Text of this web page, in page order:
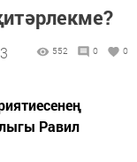
552 0 0
Равил